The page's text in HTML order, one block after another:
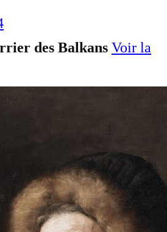
des Balkans Voir la